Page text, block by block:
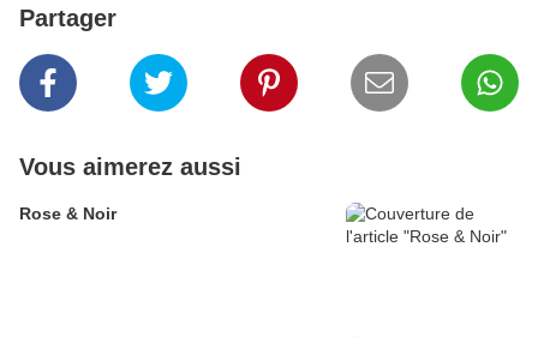
Partager
Vous aimerez aussi
Rose & Noir